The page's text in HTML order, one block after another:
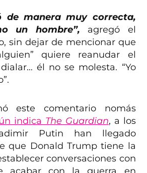
de manera muy correcta,
un hombre”, agregó el
sin dejar de mencionar que
quiere reanudar el
él no se molesta. “Yo
este comentario nomás
indica The Guardian, a los
Putin han llegado
que Donald Trump tiene la
conversaciones con